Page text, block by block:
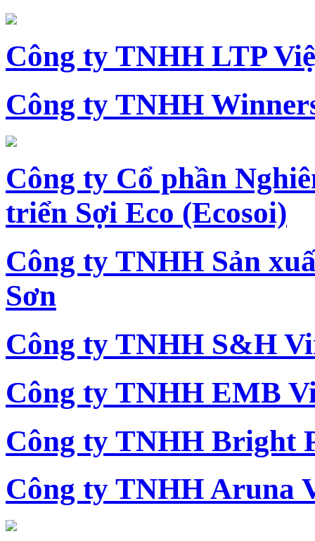
Công ty TNHH LTP
Công ty TNHH
Công ty Cổ phần
triển Sợi Eco (Ecosoi)
Công ty TNHH Sản
Sơn
Công ty TNHH S&H
Công ty TNHH EMB
Công ty TNHH Bright
Công ty TNHH Aruna